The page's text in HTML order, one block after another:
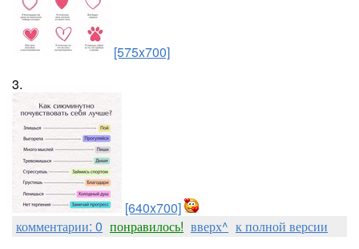
[575x700]
3.
[640x700]
комментарии: 0 понравилось! вверх^ к полной версии